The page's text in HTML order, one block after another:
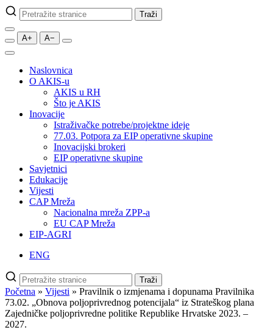
Pretraži
stranice
Traži
A+ A−
Naslovnica
O AKIS-u
AKIS u RH
Što je AKIS
Inovacije
Istraživačke potrebe/projektne ideje
77.03. Potpora za EIP operativne skupine
Inovacijski brokeri
EIP operativne skupine
Savjetnici
Edukacije
Vijesti
CAP Mreža
Nacionalna mreža ZPP-a
EU CAP Mreža
EIP-AGRI
ENG
Pretraži
stranice
Traži
Početna » Vijesti » Pravilnik o izmjenama i dopunama Pravilnika
73.02. „Obnova poljoprivrednog potencijala“ iz Strateškog plana
Zajedničke poljoprivredne politike Republike Hrvatske 2023. –
2027.